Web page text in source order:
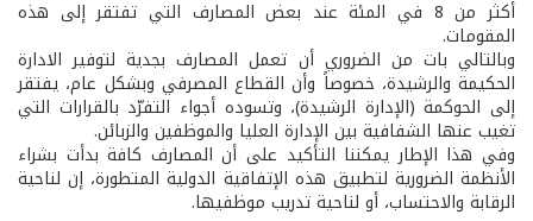
أكثر من 8 في المئة عند بعض المصارف التي تفتقر إلى هذه
المقومات.
وبالتالي بات من الضروري أن تعمل المصارف بجدية لتوفير الادارة
الحكيمة والرشيدة، خصوصاً وأن القطاع المصرفي وبشكل عام، يفتقر
إلى الحوكمة (الإدارة الرشيدة)، وتسوده أجواء التفرّد بالقرارات التي
تغيب عنها الشفافية بين الإدارة العليا والموظفين والزبائن.
وفي هذا الإطار يمكننا التأكيد على أن المصارف كافة بدأت بشراء
الأنظمة الضرورية لتطبيق هذه الإتفاقية الدولية المتطورة، إن لناحية
الرقابة والاحتساب، أو لناحية تدريب موظفيها.